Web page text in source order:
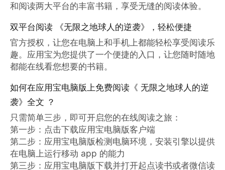
和阅读两大平台的丰富书籍，享受无缝的阅读体验。
双平台阅读 《无限之地球人的逆袭》，轻松便捷
官方授权，让您在电脑上和手机上都能轻松享受阅读乐
趣。应用宝为您提供了一个便捷的入口，让您随时随地
都能在线看您想要的书籍。
如何在应用宝电脑版上免费阅读《 无限之地球人的逆
袭》全文 ？
只需简单三步，即可开启您的在线阅读之旅：
第一步：点击下载应用宝电脑版客户端
第二步：应用宝电脑版检测电脑环境，安装引擎以提供
在电脑上运行移动 app 的能力
第三步：应用宝电脑版下载并打开起点读书或者微信读